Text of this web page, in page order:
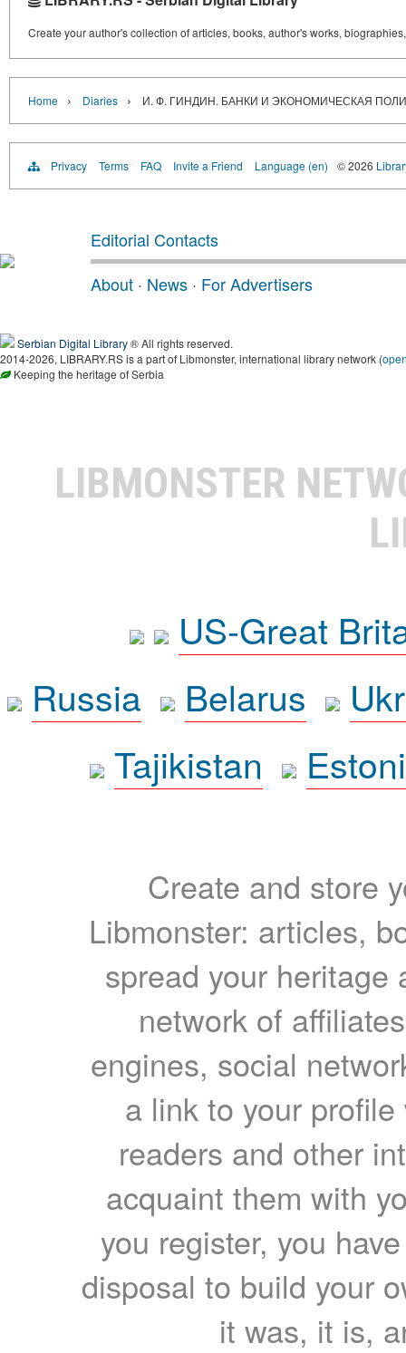
Create your author's collection of articles, books, author's works,
Home › Diaries › И. Ф. ГИНДИН. БАНКИ И ЭКОНОМИЧЕСКАЯ
Privacy Terms FAQ Invite a Friend Language (en) © 2026
Editorial Contacts
About · News · For Advertisers
Serbian Digital Library® All rights reserved.
2014-2026, LIBRARY.RS is a part of Libmonster, international library network (
Keeping the heritage of Serbia
LIBMONSTER
US-Great
Russia
Belarus
Tajikistan
Create and store
Libmonster: articles,
spread your heritage
network of
engines, social
a link to your
readers and other
acquaint them with
you register, you
disposal to build your
it was, it is,